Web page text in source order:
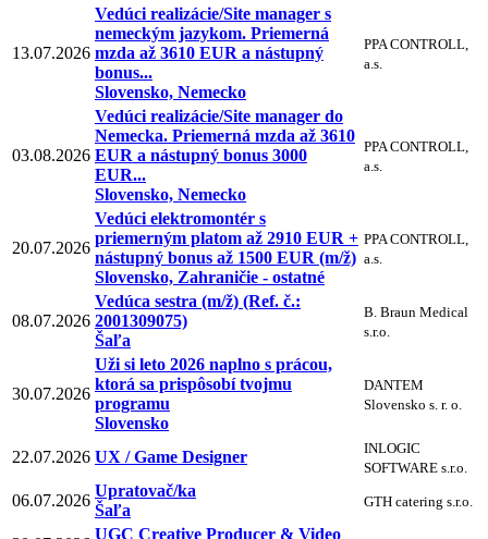
13.07.2026
Vedúci realizácie/Site manager s
nemeckým jazykom. Priemerná
mzda až 3610 EUR a nástupný
bonus...
Slovensko, Nemecko
PPA CONTROLL,
a.s.
03.08.2026
Vedúci realizácie/Site manager do
Nemecka. Priemerná mzda až 3610
EUR a nástupný bonus 3000
EUR...
Slovensko, Nemecko
PPA CONTROLL,
a.s.
20.07.2026
Vedúci elektromontér s
priemerným platom až 2910 EUR +
nástupný bonus až 1500 EUR (m/ž)
Slovensko, Zahraničie - ostatné
PPA CONTROLL,
a.s.
08.07.2026
Vedúca sestra (m/ž) (Ref. č.:
2001309075)
Šaľa
B. Braun Medical
s.r.o.
30.07.2026
Uži si leto 2026 naplno s prácou,
ktorá sa prispôsobí tvojmu
programu
Slovensko
DANTEM
Slovensko s. r. o.
22.07.2026 UX / Game Designer
INLOGIC
SOFTWARE s.r.o.
06.07.2026
Upratovač/ka
Šaľa
GTH catering s.r.o.
UGC Creative Producer & Video